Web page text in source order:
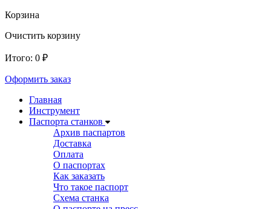
Корзина
Очистить корзину
Итого: 0 ₽
Оформить заказ
Главная
Инструмент
Паспорта станков
Архив паспартов
Доставка
Оплата
О паспортах
Как заказать
Что такое паспорт
Схема станка